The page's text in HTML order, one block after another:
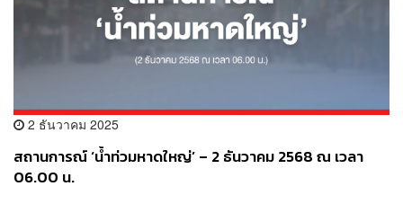
2 ธันวาคม 2025
สถานการณ์ ‘น้ำท่วมหาดใหญ่’ – 2 ธันวาคม 2568 ณ เวลา
06.00 น.